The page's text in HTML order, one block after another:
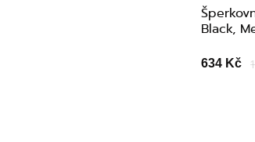
Black,
634 Kč